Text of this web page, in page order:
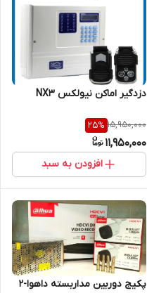
دزدگیر اماکن نیولکس NX3
15,950,000
25%
11,950,000
افزودن به سبد
پکیج دوربین مداربسته داهوا-2